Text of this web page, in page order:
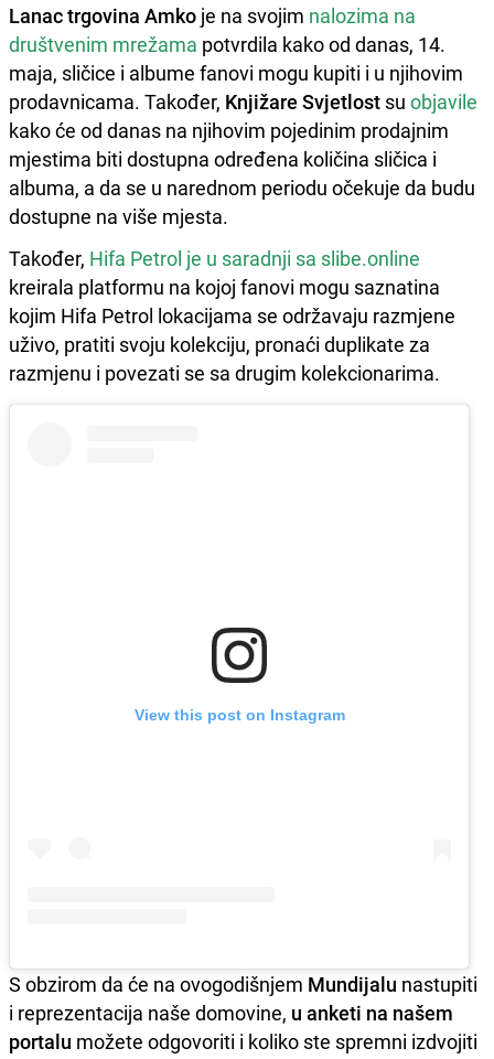
Lanac trgovina Amko je na svojim nalozima na
društvenim mrežama potvrdila kako od danas, 14.
maja, sličice i albume fanovi mogu kupiti i u njihovim
prodavnicama. Također, Knjižare Svjetlost su objavile
kako će od danas na njihovim pojedinim prodajnim
mjestima biti dostupna određena količina sličica i
albuma, a da se u narednom periodu očekuje da budu
dostupne na više mjesta.
Također, Hifa Petrol je u saradnji sa slibe.online
kreirala platformu na kojoj fanovi mogu saznatina
kojim Hifa Petrol lokacijama se održavaju razmjene
uživo, pratiti svoju kolekciju, pronaći duplikate za
razmjenu i povezati se sa drugim kolekcionarima.
View this post on Instagram
S obzirom da će na ovogodišnjem Mundijalu nastupiti
i reprezentacija naše domovine, u anketi na našem
portalu možete odgovoriti i koliko ste spremni izdvojiti